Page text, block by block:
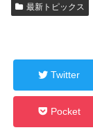
最新トピックス
Twitter
Pocket